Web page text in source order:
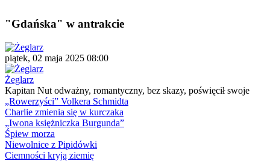
"Gdańska" w antrakcie
piątek, 02 maja 2025 08:00
Żeglarz
Kapitan Nut odważny, romantyczny, bez skazy, poświęcił swoje
„Rowerzyści” Volkera Schmidta
Charlie zmienia się w kurczaka
„Iwona księżniczka Burgunda”
Śpiew morza
Niewolnice z Pipidówki
Ciemności kryją ziemię